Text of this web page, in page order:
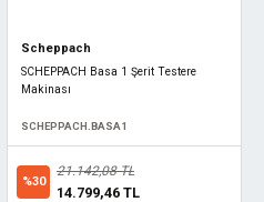
Scheppach
SCHEPPACH Basa 1 Şerit Testere
Makinası
SCHEPPACH.BASA1
%30
21.142,08 TL
14.799,46 TL